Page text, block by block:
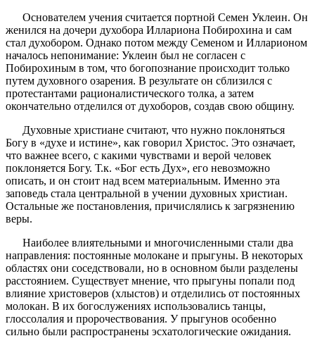
Основателем учения считается портной Семен Уклеин. Он
женился на дочери духобора Иллариона Побирохина и сам
стал духобором. Однако потом между Семеном и Илларионом
началось непонимание: Уклеин был не согласен с
Побирохиным в том, что богопознание происходит только
путем духовного озарения. В результате он сблизился с
протестантами рационалистического толка, а затем
окончательно отделился от духоборов, создав свою общину.
Духовные христиане считают, что нужно поклоняться
Богу в «духе и истине», как говорил Христос. Это означает,
что важнее всего, с какими чувствами и верой человек
поклоняется Богу. Т.к. «Бог есть Дух», его невозможно
описать, и он стоит над всем материальным. Именно эта
заповедь стала центральной в учении духовных христиан.
Остальные же постановления, причислялись к загрязнению
веры.
Наиболее влиятельными и многочисленными стали два
направления: постоянные молокане и прыгуны. В некоторых
областях они соседствовали, но в основном были разделены
расстоянием. Существует мнение, что прыгуны попали под
влияние христоверов (хлыстов) и отделились от постоянных
молокан. В их богослужениях использовались танцы,
глоссолалия и пророчествования. У прыгунов особенно
сильно были распространены эсхатологические ожидания.